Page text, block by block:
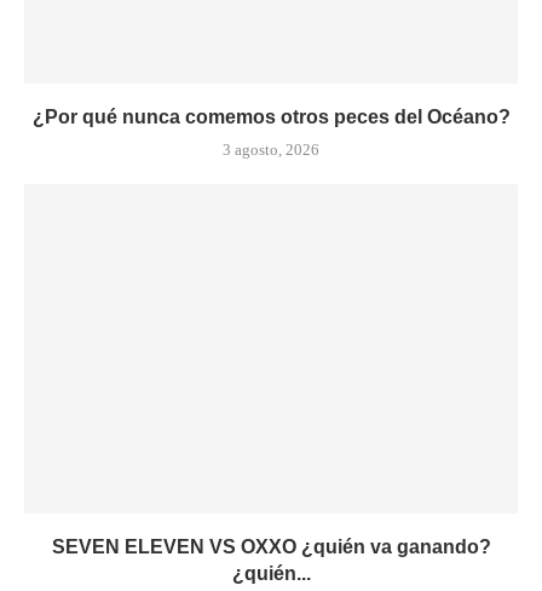
¿Por qué nunca comemos otros peces del Océano?
3 agosto, 2026
SEVEN ELEVEN VS OXXO ¿quién va ganando?
¿quién...